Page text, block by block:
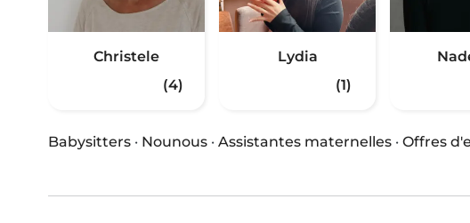
Christele
(4)
Lydia
(1)
Babysitters · Nounous · Assistantes maternelles · Offres